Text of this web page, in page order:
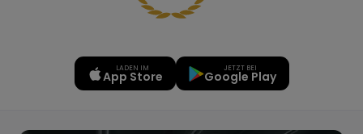
Mercedes BMW Audi
LADEN IM
App Store
JETZT BEI
Google Play